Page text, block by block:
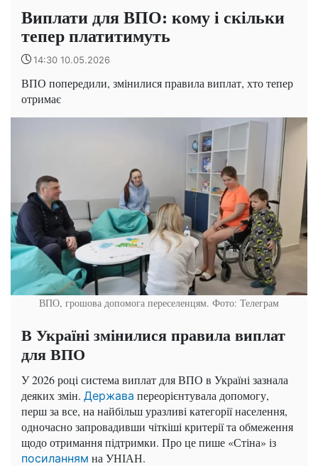
Виплати для ВПО: кому і скільки
тепер платитимуть
14:30 10.05.2026
ВПО попередили, змінилися правила виплат, хто тепер
отримає
ВПО, грошова допомога переселенцям. Фото: Телеграм
В Україні змінилися правила виплат
для ВПО
У 2026 році система виплат для ВПО в Україні зазнала
деяких змін. Держава переорієнтувала допомогу,
перш за все, на найбільш уразливі категорії населення,
одночасно запровадивши чіткіші критерії та обмеження
щодо отримання підтримки. Про це пише «Стіна» із
посиланням на УНІАН.